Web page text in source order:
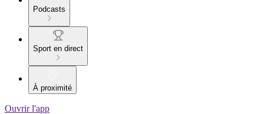
Podcasts
Sport en direct
À proximité
Ouvrir l'app